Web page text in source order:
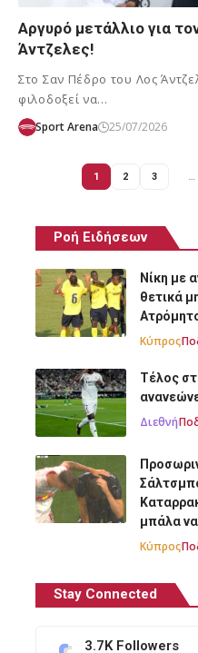
Αργυρό μετάλλιο για
Άντζελες!
Στο Σαν Πέδρο του Λος
φιλοδοξεί να…
Sport Arena 25/07/2026
1 2 3 …
Ροή Ειδήσεων
Νίκη με
θετικά
Κύπρος
Τέλος
Διεθνή
μπάλα
Κύπρος
Stay Connected
3.7K Followers